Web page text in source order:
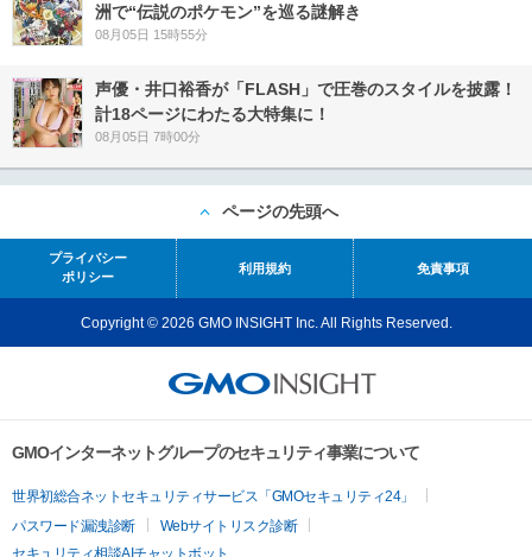
洲で“伝説のポケモン”を巡る謎解き
08月05日 15時55分
声優・井口裕香が「FLASH」で圧巻のスタイルを披露！
計18ページにわたる大特集に！
08月05日 7時00分
ページの先頭へ
プライバシー
ポリシー
利用規約 免責事項
Copyright © 2026 GMO INSIGHT Inc. All Rights Reserved.
GMOインターネットグループのセキュリティ事業について
世界初総合ネットセキュリティサービス「GMOセキュリティ24」
パスワード漏洩診断
Webサイトリスク診断
セキュリティ相談AIチャットボット